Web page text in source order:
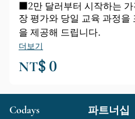
■2만 달러부터 시작하는
장 평가와 당일 교육 과정을
을 제공해 드립니다.
더보기
NT$ 0
Codays 파트너십